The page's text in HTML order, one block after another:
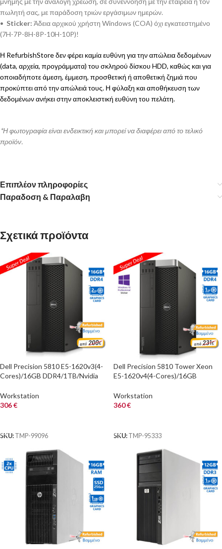
πωλητή σας, με παράδοση τριών εργάσιμων ημερών.
• Sticker: Άδεια αρχικού χρήστη Windows (COA) όχι εγκατεστημένο
(7H-7P-8H-8P-10H-10P)!
Η RefurbishStore δεν φέρει καμία ευθύνη για την απώλεια δεδομένων
(data, αρχεία, προγράμματα) του σκληρού δίσκου HDD, καθώς και για
οποιαδήποτε άμεση, έμμεση, προσθετική ή αποθετική ζημιά που
προκύπτει από την απώλειά τους. Η φύλαξη και αποθήκευση των
δεδομένων ανήκει στην αποκλειστική ευθύνη του πελάτη.
*Η φωτογραφία είναι ενδεικτική και μπορεί να διαφέρει από το τελικό
προϊόν.
Επιπλέον πληροφορίες
Παραδοση & Παραλαβη
Σχετικά προϊόντα
Dell Precision 5810 E5-1620v3(4-
Cores)/16GB DDR4/1TB/Nvidia
Workstation Refurbis
Workstation
306€
SKU: TMP-99096
Dell Precision 5810 Tower Xeon
E5-1620v4(4-Cores)/16GB
Grade A+ Workstat
Workstation
360€
SKU: TMP-95333